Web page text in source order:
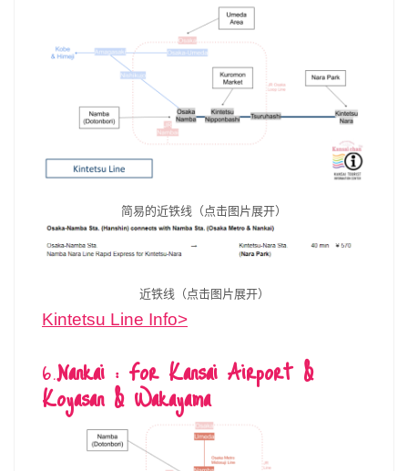
简易的近铁线（点击图片展开）
近铁线（点击图片展开）
Kintetsu Line Info>
6.Nankai : For Kansai Airport &
Koyasan & Wakayama